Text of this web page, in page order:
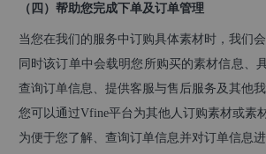
（四）帮助您完成下单及订单管理
当您在我们的服务中订购具体素材时，我们
同时该订单中会载明您所购买的素材信息、
查询订单信息、提供客服与售后服务及其他
您可以通过Vfine平台为其他人订购素材或素
为便于您了解、查询订单信息并对订单信息